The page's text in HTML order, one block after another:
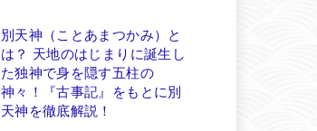
別天神（ことあまつかみ）と
は？ 天地のはじまりに誕生し
た独神で身を隠す五柱の
神々！『古事記』をもとに別
天神を徹底解説！